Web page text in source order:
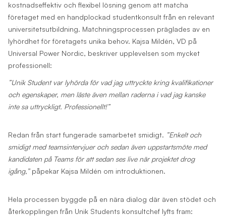
kostnadseffektiv och flexibel lösning genom att matcha
företaget med en handplockad studentkonsult från en relevant
universitetsutbildning. Matchningsprocessen präglades av en
lyhördhet för företagets unika behov. Kajsa Mildén, VD på
Universal Power Nordic, beskriver upplevelsen som mycket
professionell:
”Unik Student var lyhörda för vad jag uttryckte kring kvalifikationer
och egenskaper, men läste även mellan raderna i vad jag kanske
inte sa uttryckligt. Professionellt!”
Redan från start fungerade samarbetet smidigt. ”Enkelt och
smidigt med teamsintervjuer och sedan även uppstartsmöte med
kandidaten på Teams för att sedan ses live när projektet drog
igång,”påpekar Kajsa Mildén om introduktionen.
Hela processen byggde på en nära dialog där även stödet och
återkopplingen från Unik Students konsultchef lyfts fram: